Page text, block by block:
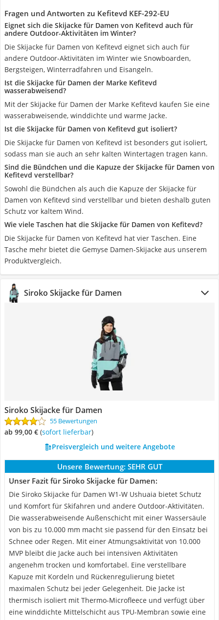
Fragen und Antworten zu Kefitevd KEF-292-EU
Eignet sich die Skijacke für Damen von Kefitevd auch für
andere Outdoor-Aktivitäten im Winter?
Die Skijacke für Damen von Kefitevd eignet sich auch für
andere Outdoor-Aktivitäten im Winter wie Snowboarden,
Bergsteigen, Winterradfahren und Eisangeln.
Ist die Skijacke für Damen der Marke Kefitevd
wasserabweisend?
Mit der Skijacke für Damen der Marke Kefitevd kaufen Sie eine
wasserabweisende, winddichte und warme Jacke.
Ist die Skijacke für Damen von Kefitevd gut isoliert?
Die Skijacke für Damen von Kefitevd ist besonders gut isoliert,
sodass man sie auch an sehr kalten Wintertagen tragen kann.
Sind die Bündchen und die Kapuze der Skijacke für Damen von
Kefitevd verstellbar?
Sowohl die Bündchen als auch die Kapuze der Skijacke für
Damen von Kefitevd sind verstellbar und bieten deshalb guten
Schutz vor kaltem Wind.
Wie viele Taschen hat die Skijacke für Damen von Kefitevd?
Die Skijacke für Damen von Kefitevd hat vier Taschen. Eine
Tasche mehr bietet die Gemyse Damen-Skijacke aus unserem
Produktvergleich.
Siroko Skijacke für Damen
Siroko Skijacke für Damen
55 Bewertungen
ab 99,00 € ( Sofort lieferbar)
Preisvergleich und weitere Angebote
Unsere Bewertung: SEHR GUT
Unser Fazit für Siroko Skijacke für Damen:
Die Siroko Skijacke für Damen W1-W Ushuaia bietet Schutz
und Komfort für Skifahren und andere Outdoor-Aktivitäten.
Die wasserabweisende Außenschicht mit einer Wassersäule
von bis zu 10.000 mm macht sie passend für den Einsatz bei
Schnee oder Regen. Mit einer Atmungsaktivität von 10.000
MVP bleibt die Jacke auch bei intensiven Aktivitäten
angenehm trocken und komfortabel. Eine verstellbare
Kapuze mit Kordeln und Rückenregulierung bietet
maximalen Schutz bei jeder Gelegenheit. Die Jacke ist
thermisch isoliert mit Thermo-Microfleece und verfügt über
eine winddichte Mittelschicht aus TPU-Membran sowie eine